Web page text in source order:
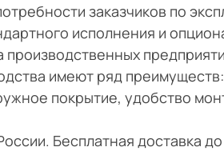
заказчиков по
исполнения и
производственных
имеют ряд
покрытие, удобство
Бесплатная доставка